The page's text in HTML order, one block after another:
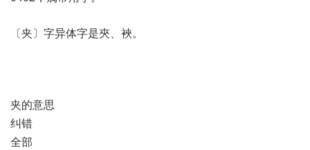
〔夹〕字异体字是夾、裌。
夹的意思
纠错
全部